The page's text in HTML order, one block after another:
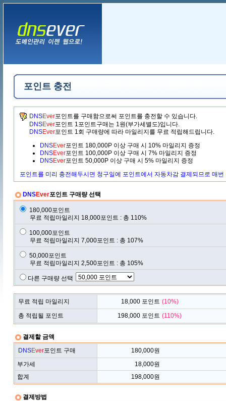
포인트 충전
DNSEver포인트를 구매함으로써 포인트를 충전할 수 있습니다.
DNSEver포인트 1포인트구매는 1원(부가세별도)입니다.
DNSEver포인트 1회 구매량에 따라 마일리지를 무료 적립해드립니다.
DNSEver포인트 180,000P 이상 구매 시 10% 마일리지 증정
DNSEver포인트 100,000P 이상 구매 시 7% 마일리지 증정
DNSEver포인트 50,000P 이상 구매 시 5% 마일리지 증정
포인트를 미리 충전해두시면 청구일에 포인트에서 자동차감 결제되므로 매
DNSEver포인트 구매량 선택
180,000포인트
무료 적립마일리지 18,000포인트 : 총 110%
100,000포인트
무료 적립마일리지 7,000포인트 : 총 107%
50,000포인트
무료 적립마일리지 2,500포인트 : 총 105%
다른 구매량 선택
무료 적립 마일리지 18,000 포인트 (10%)
총 적립될 포인트
198,000 포인트 (110%)
결제할 금액
DNSEver포인트 구매 180,000원
부가세
18,000원
합계
198,000원
결제방법